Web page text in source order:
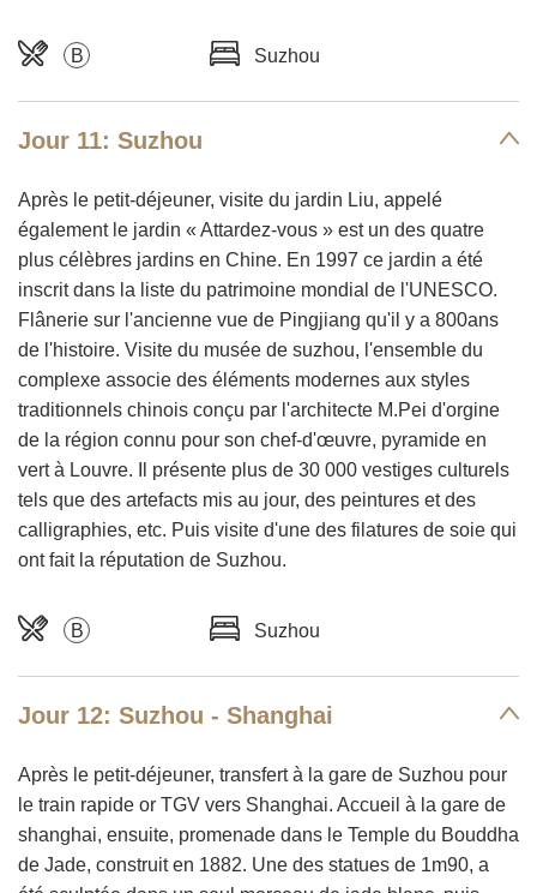
B Suzhou
Jour 11: Suzhou
Après le petit-déjeuner, visite du jardin Liu, appelé
également le jardin « Attardez-vous » est un des quatre
plus célèbres jardins en Chine. En 1997 ce jardin a été
inscrit dans la liste du patrimoine mondial de l'UNESCO.
Flânerie sur l'ancienne vue de Pingjiang qu'il y a 800ans
de l'histoire. Visite du musée de suzhou, l'ensemble du
complexe associe des éléments modernes aux styles
traditionnels chinois conçu par l'architecte M.Pei d'orgine
de la région connu pour son chef-d'œuvre, pyramide en
vert à Louvre. Il présente plus de 30 000 vestiges culturels
tels que des artefacts mis au jour, des peintures et des
calligraphies, etc. Puis visite d'une des filatures de soie qui
ont fait la réputation de Suzhou.
B Suzhou
Jour 12: Suzhou - Shanghai
Après le petit-déjeuner, transfert à la gare de Suzhou pour
le train rapide or TGV vers Shanghai. Accueil à la gare de
shanghai, ensuite, promenade dans le Temple du Bouddha
de Jade, construit en 1882. Une des statues de 1m90, a